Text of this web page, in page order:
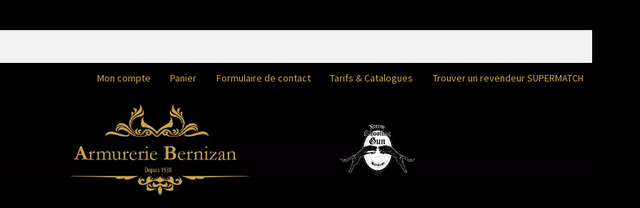
Mon compte Panier Formulaire de contact Tarifs & Catalogues Trouver un revendeur SUPERMATCH